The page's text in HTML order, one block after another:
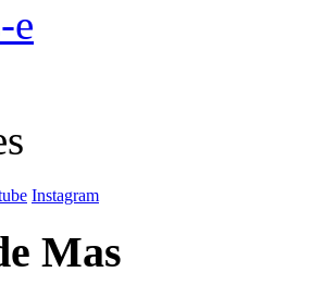
e
Instagram
Mas